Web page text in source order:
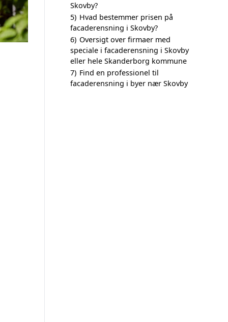
Skovby?
5) Hvad bestemmer prisen på
facaderensning i Skovby?
6) Oversigt over firmaer med
speciale i facaderensning i Skovby
eller hele Skanderborg kommune
7) Find en professionel til
facaderensning i byer nær Skovby